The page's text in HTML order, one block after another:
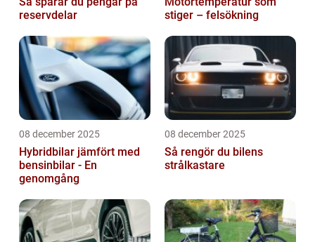
reservdelar
stiger – felsökning
08 december 2025
Hybridbilar jämfört med
bensinbilar - En
genomgång
08 december 2025
Så rengör du bilens
strålkastare